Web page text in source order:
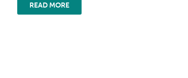
READ MORE